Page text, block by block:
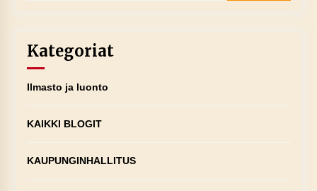
Kategoriat
Ilmasto ja luonto
KAIKKI BLOGIT
KAUPUNGINHALLITUS